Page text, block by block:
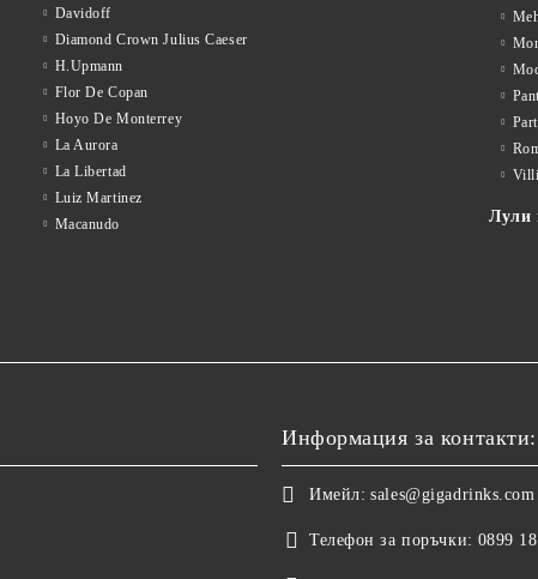
Davidoff
Diamond Crown Julius Caeser
H.Upmann
Flor De Copan
Hoyo De Monterrey
La Aurora
La Libertad
Luiz Martinez
Macanudo
Лули
Информация за контакти:
Имейл: sales@gigadrinks.com
Телефон за поръчки: 0899